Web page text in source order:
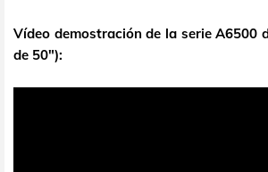
Vídeo demostración de la serie A6500
de 50"):